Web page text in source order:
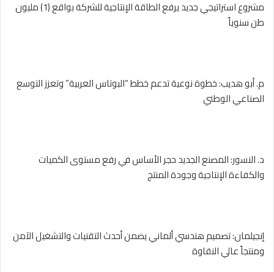
مشروع استراتيجي جديد يرفع الطاقة الإنتاجية للشركة بواقع (1) مليون
طن سنوياً
م. أبو هديب: خطوة نوعية تدعم خطط “البوتاس العربية” وتعزز التوسع
الصناعي الوطني
د. النسور: المصنع الجديد حجر الأساس في رفع مستوى الكميات
والكفاءة الإنتاجية وجودة المنتج
إنجيلمان: تصميم هندسي ألماني يضمن أحدث التقنيات والتشغيل الآمن
ومنتجاً عالي النقاوة